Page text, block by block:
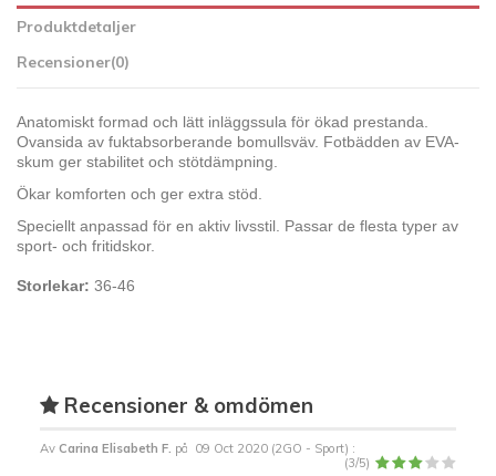
Produktdetaljer
Recensioner(0)
Anatomiskt formad och lätt inläggssula för ökad prestanda.
Ovansida av fuktabsorberande bomullsväv. Fotbädden av EVA-
skum ger stabilitet och stötdämpning.
Ökar komforten och ger extra stöd.
Speciellt anpassad för en aktiv livsstil. Passar de flesta typer av
sport- och fritidskor.
Storlekar: 36-46
Recensioner & omdömen
Av Carina Elisabeth F. på 09 Oct 2020 (2GO - Sport) :
(3/5)